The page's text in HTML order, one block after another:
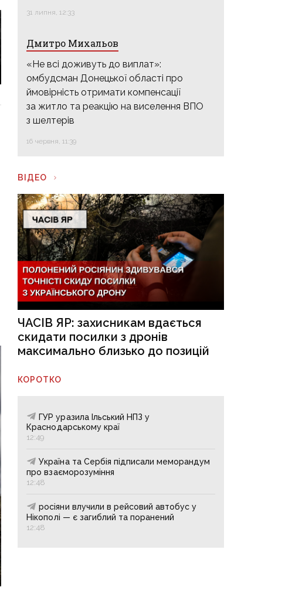
31 липня, 12:33
Дмитро Михальов
«Не всі доживуть до виплат»:
омбудсман Донецької області про
ймовірність отримати компенсації
за житло та реакцію на виселення ВПО
з шелтерів
16 червня, 11:39
ВІДЕО
ЧАСІВ ЯР: захисникам вдається
скидати посилки з дронів
максимально близько до позицій
КОРОТКО
ГУР уразила Ільський НПЗ у
Краснодарському краї
12:49
Україна та Сербія підписали меморандум
про взаєморозуміння
12:48
росіяни влучили в рейсовий автобус у
Нікополі — є загиблий та поранений
12:48